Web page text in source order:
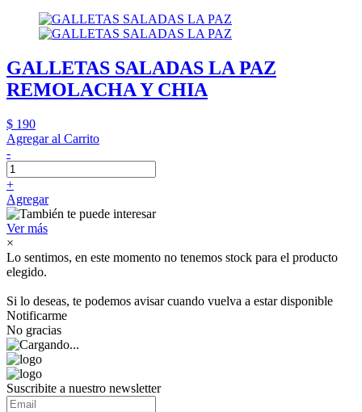
GALLETAS SALADAS LA PAZ
REMOLACHA Y CHIA
$ 190
Agregar al Carrito
-
+
Agregar
Ver más
×
Lo sentimos, en este momento no tenemos stock para el producto
elegido.
Si lo deseas, te podemos avisar cuando vuelva a estar disponible
Notificarme
No gracias
Suscribite a nuestro newsletter